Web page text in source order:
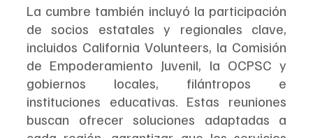
La cumbre también incluyó la participación
de socios estatales y regionales clave,
incluidos California Volunteers, la Comisión
de Empoderamiento Juvenil, la OCPSC y
gobiernos locales, filántropos e
instituciones educativas. Estas reuniones
buscan ofrecer soluciones adaptadas a